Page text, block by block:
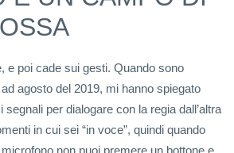
e poi cade sui gesti. Quando sono
agosto del 2019, mi hanno spiegato
per dialogare con la regia dall’altra
in cui sei “in voce”, quindi quando
non puoi premere un bottone e